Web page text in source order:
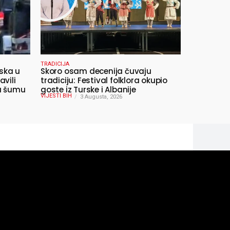
u
šumu
TRADICIJA
Skoro osam decenija čuvaju
tradiciju: Festival folklora okupio
goste iz Turske i Albanije
VIJESTI BIH 3 Augusta, 2026